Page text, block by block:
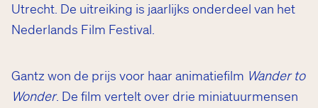
Utrecht. De uitreiking is jaarlijks onderdeel van het
Nederlands Film Festival.
Gantz won de prijs voor haar animatiefilm Wander to
Wonder. De film vertelt over drie miniatuurmensen